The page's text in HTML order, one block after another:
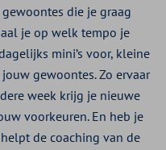
die je graag
je op welk tempo je
mini’s voor, kleine
gewoontes. Zo ervaar
week krijg je nieuwe
voorkeuren. En heb je
de coaching van de